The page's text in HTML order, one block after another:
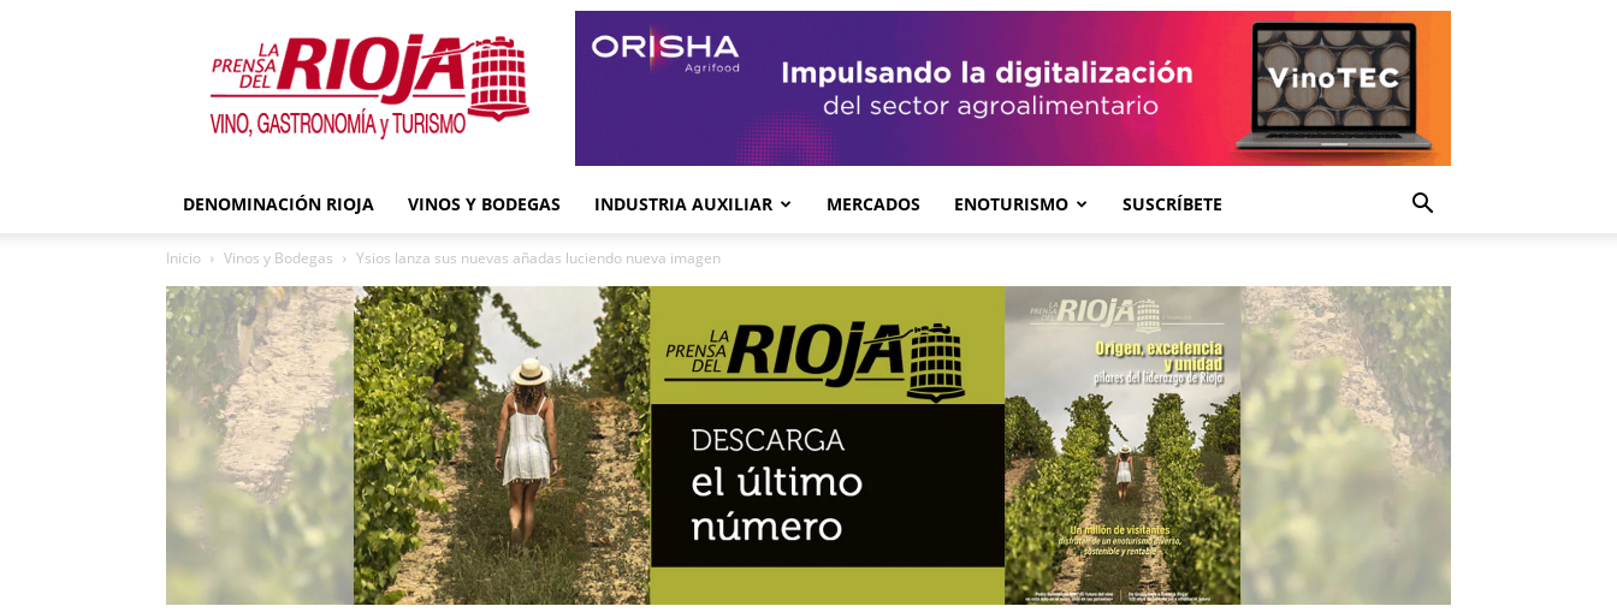
La
Prensa
del
Rioja
DENOMINACIÓN RIOJA VINOS Y BODEGAS INDUSTRIA AUXILIAR MERCADOS ENOTURISMO SUSCRÍBETE
Inicio Vinos y Bodegas Ysios lanza sus nuevas añadas luciendo nueva imagen